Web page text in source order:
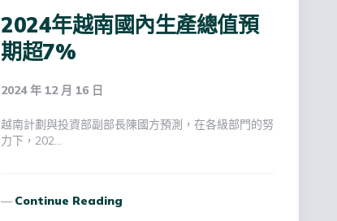
2024年越南國內生產總值預
期超7%
2024 年 12 月 16 日
越南計劃與投資部副部長陳國方預測，在各級部門的努
力下，202…
Continue Reading